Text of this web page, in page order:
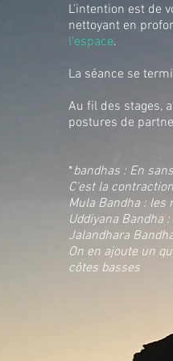
​L'intention est de
nettoyant en
l'espace.
La séance se
Au fil des stages,
postures de
*bandhas : En
C'est la
Mula Bandha :
Uddiyana Bandha
Jalandhara
On en ajoute un
côtes basses